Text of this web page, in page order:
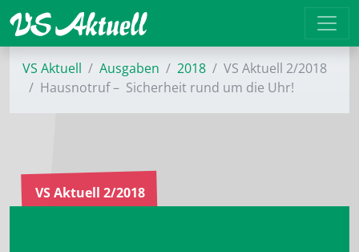
VS Aktuell Ausgaben 2018
VS Aktuell 2/2018
Hausnotruf – ­ Sicherheit rund um die Uhr!
VS Aktuell 2/2018